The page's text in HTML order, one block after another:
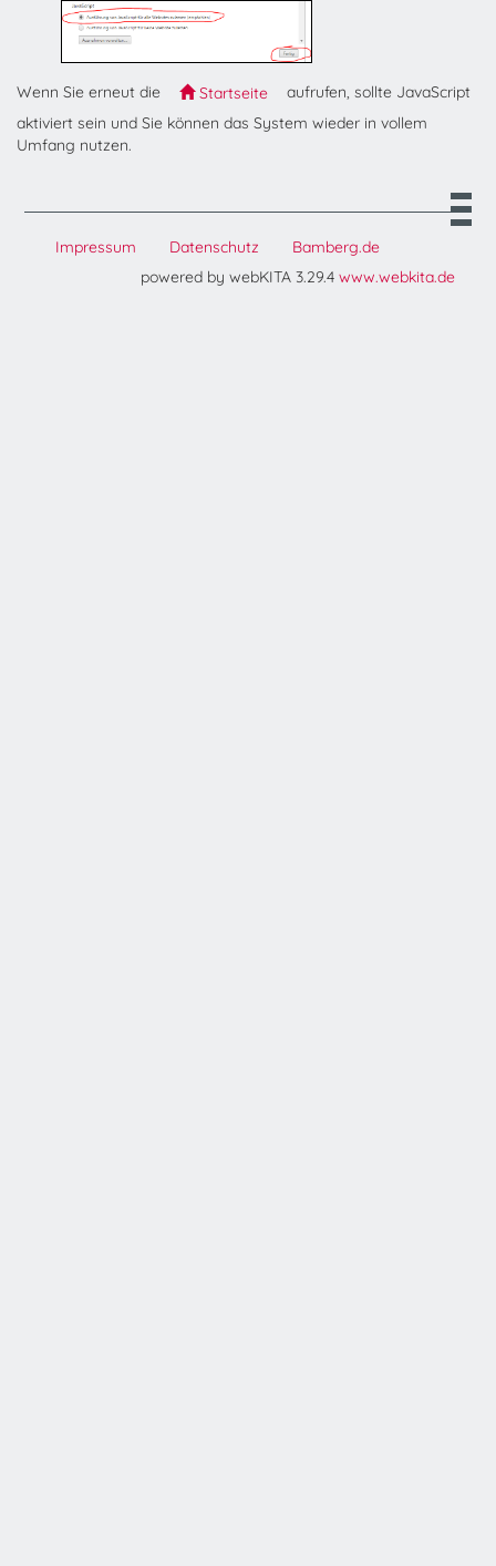
Wenn Sie erneut die Startseite
aufrufen, sollte JavaScript
aktiviert sein und Sie können das System wieder in vollem
Umfang nutzen.
Impressum Datenschutz
Bamberg.de
powered by webKITA 3.29.4 www.webkita.de